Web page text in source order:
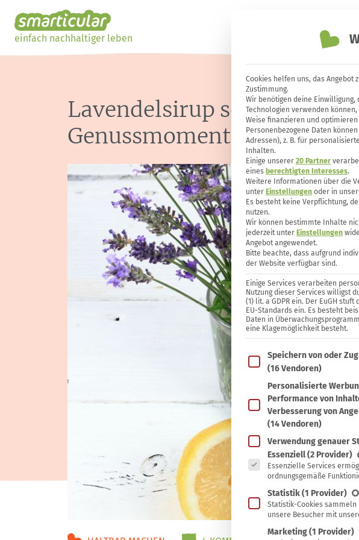
einfach nachhaltiger leben
Lavendelsirup selber
Genussmomente
Cookies helfen uns, das Angebot
Zustimmung.
Wir benötigen deine
Technologien verwenden
Weise finanzieren und
Personenbezogene Daten
Adressen), z. B. für
Inhalten.
Einige unserer 20 Partner
eines berechtigten Interesses.
Weitere Informationen über die
unter Einstellungen oder in
Es besteht keine Verpflichtung,
nutzen.
Wir können bestimmte Inhalte
jederzeit unter Einstellungen
Angebot angewendet.
Bitte beachte, dass aufgrund
der Website verfügbar sind.
Einige Services verarbeiten
Nutzung dieser Services willigst
(1) lit. a GDPR ein. Der EuGH
EU-Standards ein. Es besteht
Daten in
eine Klagemöglichkeit besteht.
Im Folgenden findest du
Speichern von oder
(16 Vendoren)
Personalisierte
Performance von
Verbesserung von
(14 Vendoren)
Verwendung genauer
Es folgt eine Liste der
Essenziell(2 Provider)
Essenzielle Services
ordnungsgemäße
Statistik(1 Provider)
Statistik-Cookies sammeln
unsere Besucher mit
Marketing(1 Provider)